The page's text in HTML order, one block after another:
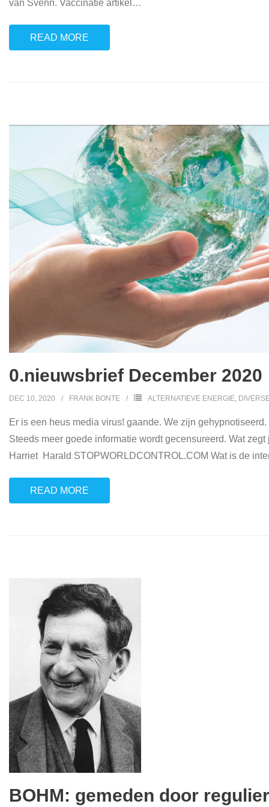
van Svenn. Vaccinatie artikel …
READ MORE
0.nieuwsbrief December 2020
DEC 10, 2020 FRANK BONTE ALTERNATIEVE ENERGIE,
Er is een heus media virus! gaande. We zijn
Steeds meer goede informatie wordt gecensureerd. Wat
Harriet Harald STOPWORLDCONTROL.COM Wat is de
READ MORE
BOHM: gemeden door